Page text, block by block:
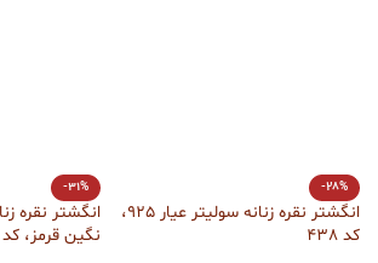
-28%
انگشتر نقره زنانه سولیتر عیار 925،
کد 438
-31%
انگشتر نقره
نگین قرمز، کد 440